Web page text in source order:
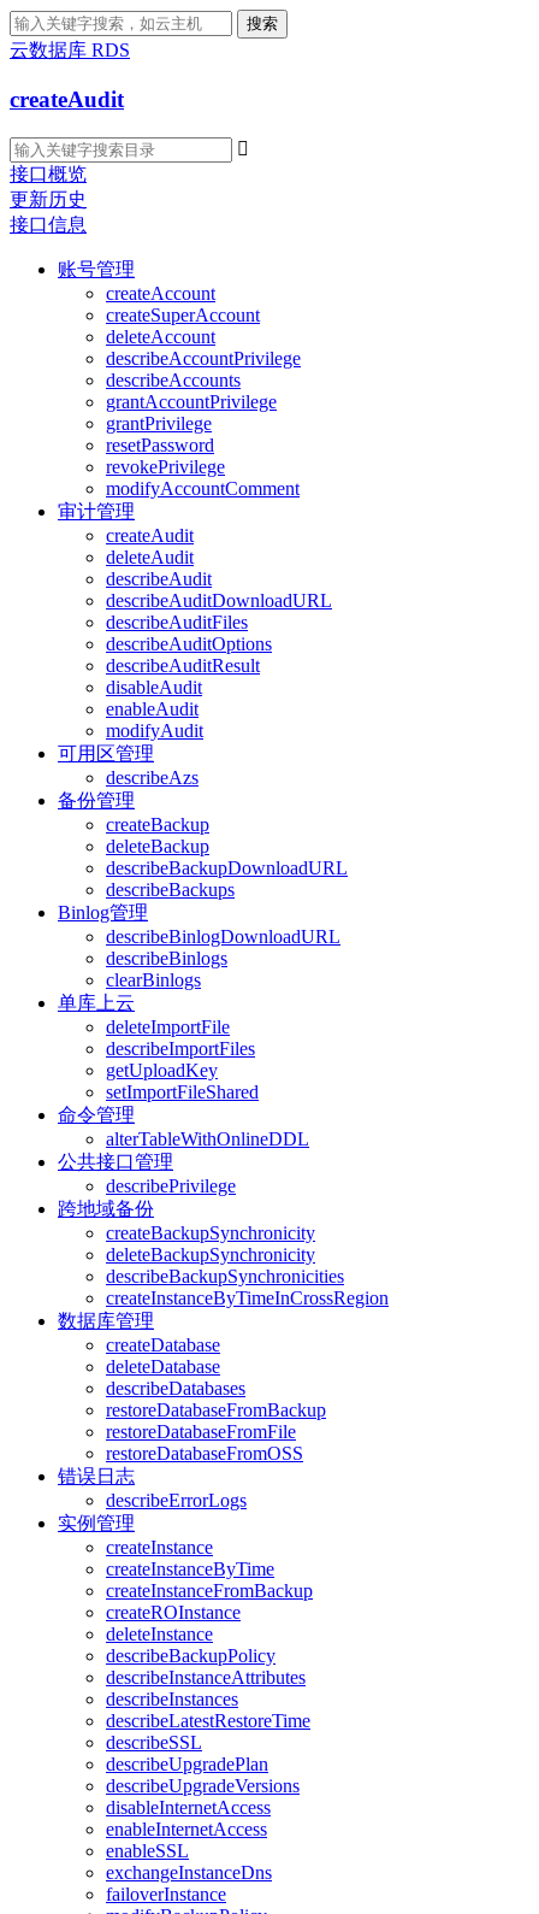
搜索
云数据库 RDS
createAudit

接口概览
更新历史
接口信息
账号管理
createAccount
createSuperAccount
deleteAccount
describeAccountPrivilege
describeAccounts
grantAccountPrivilege
grantPrivilege
resetPassword
revokePrivilege
modifyAccountComment
审计管理
createAudit
deleteAudit
describeAudit
describeAuditDownloadURL
describeAuditFiles
describeAuditOptions
describeAuditResult
disableAudit
enableAudit
modifyAudit
可用区管理
describeAzs
备份管理
createBackup
deleteBackup
describeBackupDownloadURL
describeBackups
Binlog管理
describeBinlogDownloadURL
describeBinlogs
clearBinlogs
单库上云
deleteImportFile
describeImportFiles
getUploadKey
setImportFileShared
命令管理
alterTableWithOnlineDDL
公共接口管理
describePrivilege
跨地域备份
createBackupSynchronicity
deleteBackupSynchronicity
describeBackupSynchronicities
createInstanceByTimeInCrossRegion
数据库管理
createDatabase
deleteDatabase
describeDatabases
restoreDatabaseFromBackup
restoreDatabaseFromFile
restoreDatabaseFromOSS
错误日志
describeErrorLogs
实例管理
createInstance
createInstanceByTime
createInstanceFromBackup
createROInstance
deleteInstance
describeBackupPolicy
describeInstanceAttributes
describeInstances
describeLatestRestoreTime
describeSSL
describeUpgradePlan
describeUpgradeVersions
disableInternetAccess
enableInternetAccess
enableSSL
exchangeInstanceDns
failoverInstance